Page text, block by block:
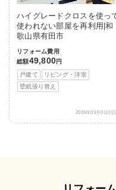
ハイグレードクロスを使っ
使われない部屋を再利用|和
歌山県有田市
リフォーム費用
総額49,800円
戸建て
リビング・洋室
壁紙張り替え
2016年03月01日